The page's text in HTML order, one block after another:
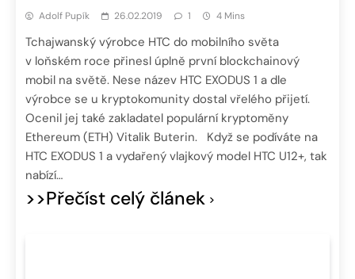
Adolf Pupík 26.02.2019 1 4 Mins
Tchajwanský výrobce HTC do mobilního světa
v loňském roce přinesl úplně první blockchainový
mobil na světě. Nese název HTC EXODUS 1 a dle
výrobce se u kryptokomunity dostal vřelého přijetí.
Ocenil jej také zakladatel populární kryptoměny
Ethereum (ETH) Vitalik Buterin. Když se podíváte na
HTC EXODUS 1 a vydařený vlajkový model HTC U12+, tak
nabízí…
>>Přečíst celý článek